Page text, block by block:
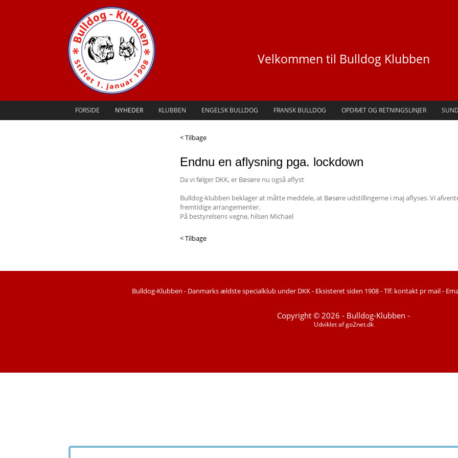
Velkommen til Bulldog Klubben
FORSIDE NYHEDER KLUBBEN ENGELSK BULLDOG FRANSK BULLDOG OPDRÆT OG RETNINGSLINJER
< Tilbage
Endnu en aflysning pga. lockdown
Da vi følger DKK, er Bøsøre nu også aflyst
Bulldog-klubben beklager at måtte meddele, at Bøsøre udstillingerne i maj aflyses. Vi
fremtidige arrangementer.
På bestyrelsens vegne, hilsen Michael
< Tilbage
Bulldog-Klubben - Danmarks ældste specialklub under DKK - Eksisteret siden 1908 -Tlf: kontakt pr mail -
Copyright © 2026 - Bulldog-Klubben -
Udviklet afgo2net.dk